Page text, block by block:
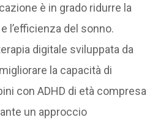
è in grado ridurre la
l’efficienza del sonno.
digitale sviluppata da
la capacità di
con ADHD di età compresa
un approccio